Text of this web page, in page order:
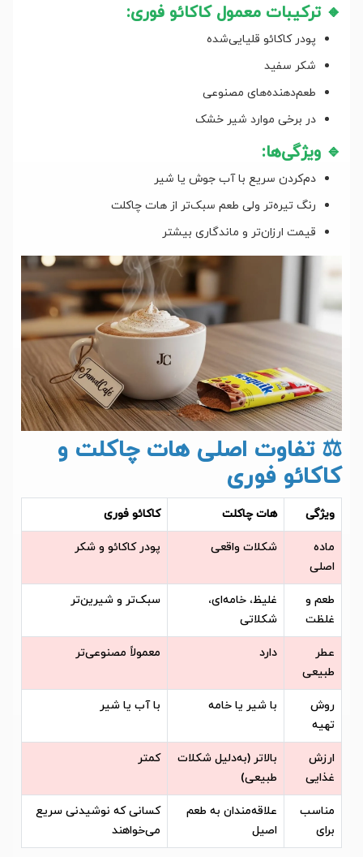
🔸 ترکیبات معمول کاکائو فوری:
پودر کاکائو قلیایی‌شده
شکر سفید
طعم‌دهنده‌های مصنوعی
در برخی موارد شیر خشک
🔹 ویژگی‌ها:
دم‌کردن سریع با آب جوش یا شیر
رنگ تیره‌تر ولی طعم سبک‌تر از هات چاکلت
قیمت ارزان‌تر و ماندگاری بیشتر
⚖️ تفاوت اصلی هات چاکلت و
کاکائو فوری
ویژگی هات چاکلت کاکائو فوری
ماده
اصلی
شکلات واقعی پودر کاکائو و شکر
طعم و
غلظت
غلیظ، خامه‌ای،
شکلاتی
سبک‌تر و شیرین‌تر
عطر
طبیعی
دارد معمولاً مصنوعی‌تر
روش
تهیه
با شیر یا خامه با آب یا شیر
ارزش
غذایی
بالاتر (به‌دلیل شکلات
طبیعی)
کمتر
مناسب
برای
علاقه‌مندان به طعم
اصیل
کسانی که نوشیدنی سریع
می‌خواهند